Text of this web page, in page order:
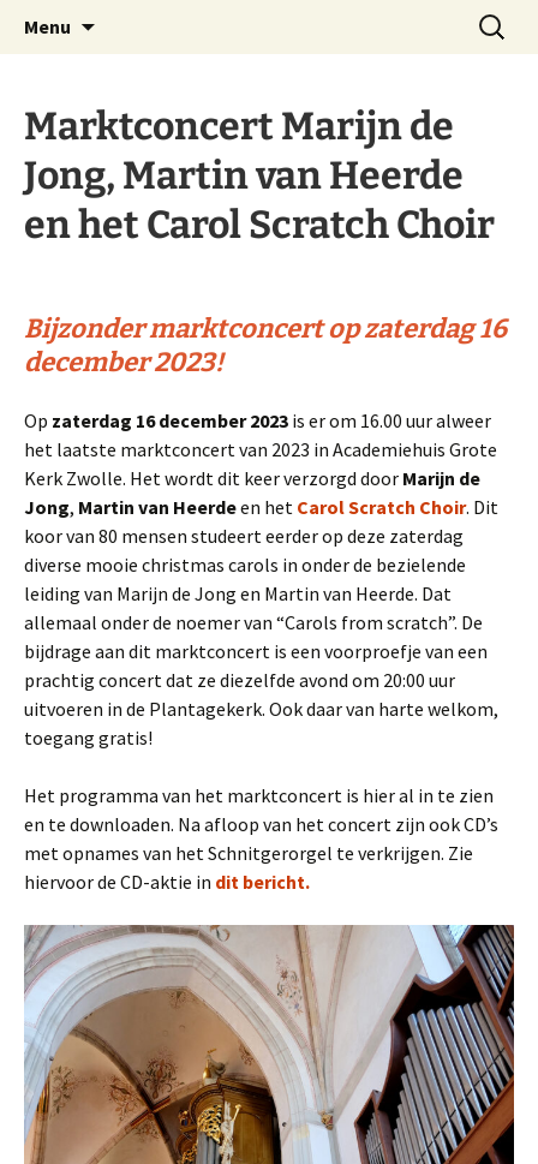
Stichting Schnitgerorgel
Zwolle
Website Schnitgerorgel Grote Kerk Zwolle
Menu
Zoeken
naar:
Marktconcert Marijn de
Jong, Martin van Heerde
en het Carol Scratch Choir
Bijzonder marktconcert op zaterdag 16
december 2023!
Op zaterdag 16 december 2023 is er om 16.00 uur alweer
het laatste marktconcert van 2023 in Academiehuis Grote
Kerk Zwolle. Het wordt dit keer verzorgd door Marijn de
Jong, Martin van Heerdeen het Carol Scratch Choir. Dit
koor van 80 mensen studeert eerder op deze zaterdag
diverse mooie christmas carols in onder de bezielende
leiding van Marijn de Jong en Martin van Heerde. Dat
allemaal onder de noemer van “Carols from scratch”. De
bijdrage aan dit marktconcert is een voorproefje van een
prachtig concert dat ze diezelfde avond om 20:00 uur
uitvoeren in de Plantagekerk. Ook daar van harte welkom,
toegang gratis!
Het programma van het marktconcert is hier al in te zien
en te downloaden. Na afloop van het concert zijn ook CD’s
met opnames van het Schnitgerorgel te verkrijgen. Zie
hiervoor de CD-aktie in dit bericht.